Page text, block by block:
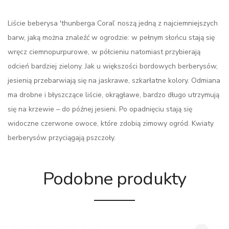
Liście beberysa 'thunberga Coral’ noszą jedną z najciemniejszych
barw, jaką można znaleźć w ogrodzie: w pełnym słońcu stają się
wręcz ciemnopurpurowe, w półcieniu natomiast przybierają
odcień bardziej zielony. Jak u większości bordowych berberysów,
jesienią przebarwiają się na jaskrawe, szkarłatne kolory. Odmiana
ma drobne i błyszczące liście, okrągławe, bardzo długo utrzymują
się na krzewie – do późnej jesieni. Po opadnięciu stają się
widoczne czerwone owoce, które zdobią zimowy ogród. Kwiaty
berberysów przyciągają pszczoły.
Podobne produkty